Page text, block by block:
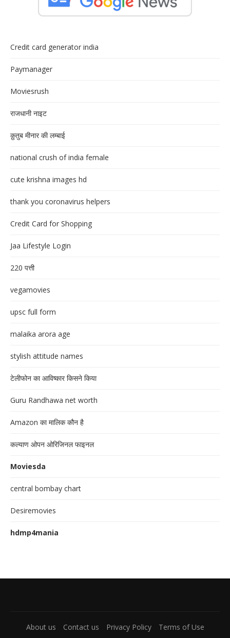
Credit card generator india
Paymanager
Moviesrush
राजधानी नाइट
क़ुतुब मीनार की लम्बाई
national crush of india female
cute krishna images hd
thank you coronavirus helpers
Credit Card for Shopping
Jaa Lifestyle Login
220 पत्ती
vegamovies
upsc full form
malaika arora age
stylish attitude names
टेलीफोन का आविष्कार किसने किया
Guru Randhawa net worth
Amazon का मालिक कौन है
कल्याण ओपन ओरिजिनल फाइनल
Moviesda
central bombay chart
Desiremovies
hdmp4mania
About us Contact us Privacy Policy Terms of Use